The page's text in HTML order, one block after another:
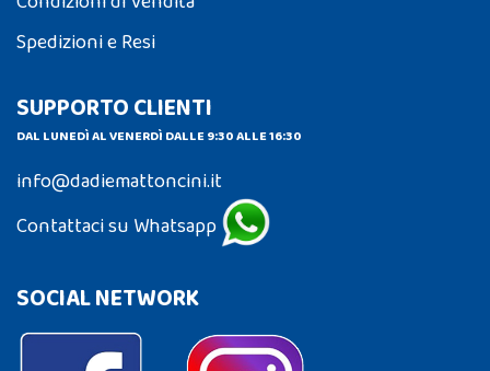
Spedizioni e Resi
SUPPORTO CLIENTI
DAL LUNEDÌ AL VENERDÌ DALLE 9:30 ALLE 16:30
info@dadiemattoncini.it
Contattaci su Whatsapp
SOCIAL NETWORK